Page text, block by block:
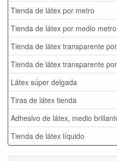
Tienda de látex por metro
Tienda de látex por medio metro
Tienda de látex transparente
Tienda de látex transparente
Látex súper delgada
Tiras de látex tienda
Adhesivo de látex, medio
Tienda de látex líquido